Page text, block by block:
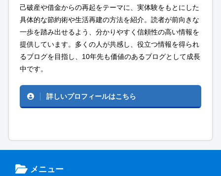
己破産や借金からの再起をテーマに、実体験をもとにした
具体的な節約術や生活再建の方法を紹介。読者が前向きな
一歩を踏み出せるよう、分かりやすく信頼性の高い情報を
提供しています。多くの人が共感し、役立つ情報を得られ
るブログを目指し、10年先も価値のあるブログとして成長
中です。
詳しいプロフィールはこちら
メニュー